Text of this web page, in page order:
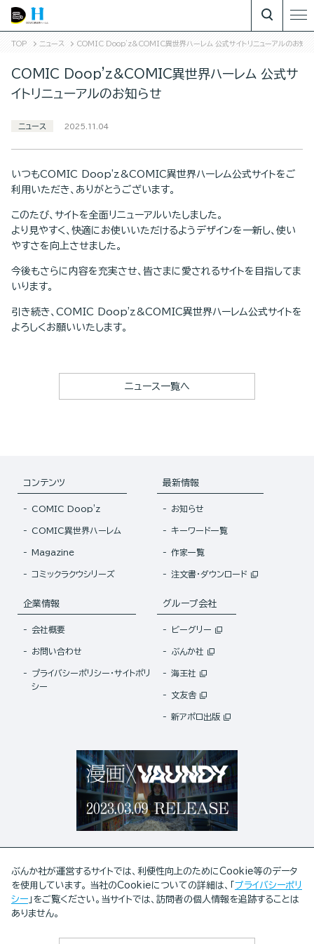
TOP ニュース COMIC Doop'z&COMIC異世界ハーレム 公式サイトリニューアルのお知ら
COMIC Doop'z&COMIC異世界ハーレム 公式サ
イトリニューアルのお知らせ
ニュース 2025.11.04
いつもCOMIC Doop'z&COMIC異世界ハーレム公式サイトをご
利用いただき、ありがとうございます。
このたび、サイトを全面リニューアルいたしました。
より見やすく、快適にお使いいただけるようデザインを一新し、使い
やすさを向上させました。
今後もさらに内容を充実させ、皆さまに愛されるサイトを目指してま
いります。
引き続き、COMIC Doop'z&COMIC異世界ハーレム公式サイトを
よろしくお願いいたします。
ニュース一覧へ
コンテンツ
COMIC Doop'z
COMIC異世界ハーレム
Magazine
コミックラクウシリーズ
最新情報
お知らせ
キーワード一覧
作家一覧
注文書・ダウンロード
企業情報
会社概要
お問い合わせ
プライバシーポリシー・サイトポリ
シー
グループ会社
ビーグリー
ぶんか社
海王社
文友舎
新アポロ出版
ABJマークは、この電子書店・電子書籍配信サービスが、著作権者からコンテンツ使用許諾を
得た正規版配信サービスであることを示す登録商標(登録番号 第6091713号)です。
https://aebs.or.jp/
ぶんか社が運営するサイトでは、利便性向上のためにCookie等のデータ
を使用しています。 当社のCookieについての詳細は、「 プライバシーポリ
シー 」をご覧ください。当サイトでは、訪問者の個人情報を追跡することは
ありません。